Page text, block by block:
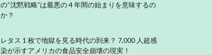
の“沈黙戦略”は最悪の 4 年間の始まりを意味するの
か？
レタス 1 枚で地獄を見る時代の到来？ 7,000 人超感
染が示すアメリカの食品安全崩壊の現実！